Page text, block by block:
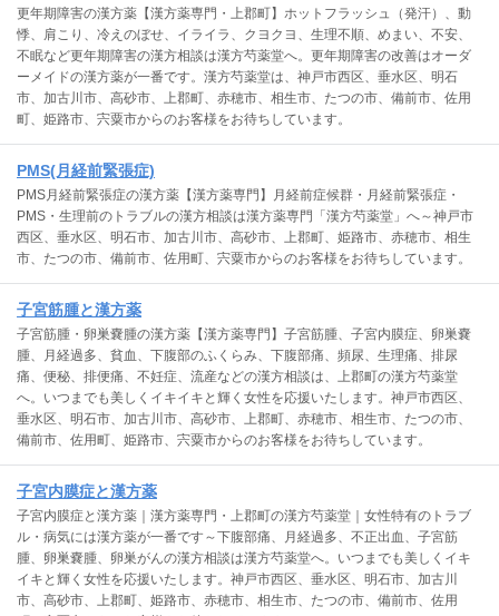
更年期障害の漢方薬【漢方薬専門・上郡町】ホットフラッシュ（発汗）、動
悸、肩こり、冷えのぼせ、イライラ、クヨクヨ、生理不順、めまい、不安、
不眠など更年期障害の漢方相談は漢方芍薬堂へ。更年期障害の改善はオーダ
ーメイドの漢方薬が一番です。漢方芍薬堂は、神戸市西区、垂水区、明石
市、加古川市、高砂市、上郡町、赤穂市、相生市、たつの市、備前市、佐用
町、姫路市、宍粟市からのお客様をお待ちしています。
PMS(月経前緊張症)
PMS月経前緊張症の漢方薬【漢方薬専門】月経前症候群・月経前緊張症・
PMS・生理前のトラブルの漢方相談は漢方薬専門「漢方芍薬堂」へ～神戸市
西区、垂水区、明石市、加古川市、高砂市、上郡町、姫路市、赤穂市、相生
市、たつの市、備前市、佐用町、宍粟市からのお客様をお待ちしています。
子宮筋腫と漢方薬
子宮筋腫・卵巣嚢腫の漢方薬【漢方薬専門】子宮筋腫、子宮内膜症、卵巣嚢
腫、月経過多、貧血、下腹部のふくらみ、下腹部痛、頻尿、生理痛、排尿
痛、便秘、排便痛、不妊症、流産などの漢方相談は、上郡町の漢方芍薬堂
へ。いつまでも美しくイキイキと輝く女性を応援いたします。神戸市西区、
垂水区、明石市、加古川市、高砂市、上郡町、赤穂市、相生市、たつの市、
備前市、佐用町、姫路市、宍粟市からのお客様をお待ちしています。
子宮内膜症と漢方薬
子宮内膜症と漢方薬｜漢方薬専門・上郡町の漢方芍薬堂｜女性特有のトラブ
ル・病気には漢方薬が一番です～下腹部痛、月経過多、不正出血、子宮筋
腫、卵巣嚢腫、卵巣がんの漢方相談は漢方芍薬堂へ。いつまでも美しくイキ
イキと輝く女性を応援いたします。神戸市西区、垂水区、明石市、加古川
市、高砂市、上郡町、姫路市、赤穂市、相生市、たつの市、備前市、佐用